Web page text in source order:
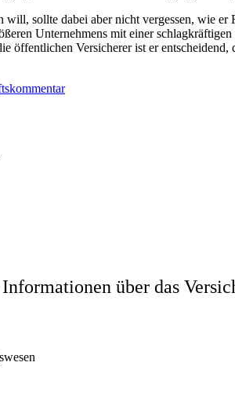
will, sollte dabei aber nicht vergessen, wie
Unternehmens mit einer
öffentlichen Versicherer ist er
über das